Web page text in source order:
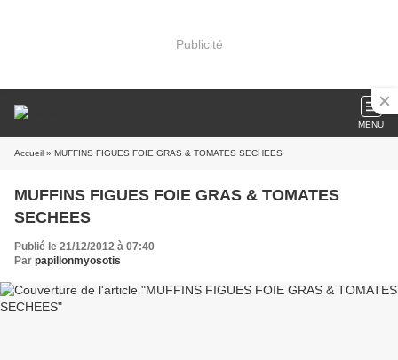
Publicité
MENU
Accueil » MUFFINS FIGUES FOIE GRAS & TOMATES SECHEES
MUFFINS FIGUES FOIE GRAS & TOMATES
SECHEES
Publié le 21/12/2012 à 07:40
Par papillonmyosotis